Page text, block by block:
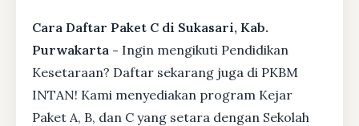
Cara Daftar Paket C di Sukasari, Kab.
Purwakarta - Ingin mengikuti Pendidikan
Kesetaraan? Daftar sekarang juga di PKBM
INTAN! Kami menyediakan program Kejar
Paket A, B, dan C yang setara dengan Sekolah